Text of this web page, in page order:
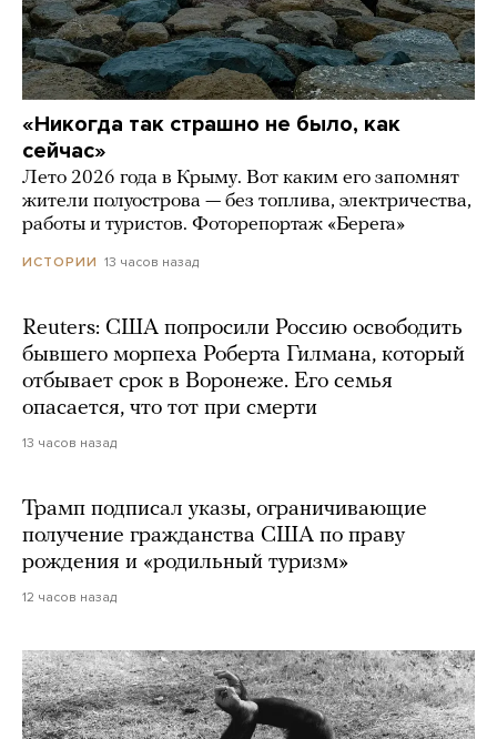
«Никогда так страшно не было, как
сейчас»
Лето 2026 года в Крыму. Вот каким его запомнят
жители полуострова — без топлива, электричества,
работы и туристов. Фоторепортаж «Берега»
ИСТОРИИ 13 часов назад
Reuters: США попросили Россию освободить
бывшего морпеха Роберта Гилмана, который
отбывает срок в Воронеже. Его семья
опасается, что тот при смерти
13 часов назад
Трамп подписал указы, ограничивающие
получение гражданства США по праву
рождения и «родильный туризм»
12 часов назад